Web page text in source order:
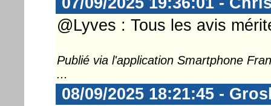
@Lyves : Tous les avis
Publié via l'application Smartphone
...
08/09/2025 18:21:45 -